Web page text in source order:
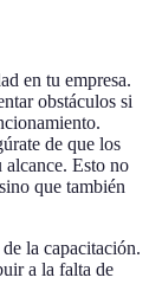
en tu empresa.
obstáculos si
de que los
alcance. Esto no
que también
la capacitación.
a la falta de